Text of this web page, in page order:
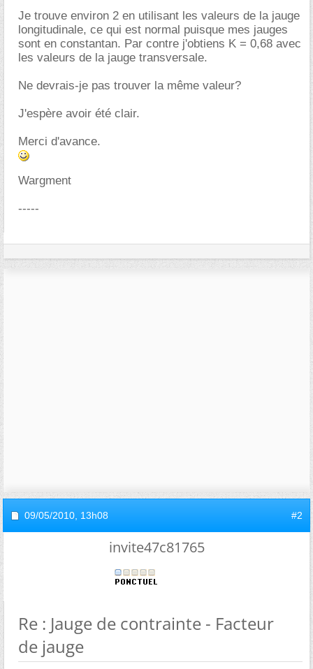
Je trouve environ 2 en utilisant les valeurs de la jauge
longitudinale, ce qui est normal puisque mes jauges
sont en constantan. Par contre j'obtiens K = 0,68 avec
les valeurs de la jauge transversale.
Ne devrais-je pas trouver la même valeur?
J'espère avoir été clair.
Merci d'avance.
Wargment
-----
09/05/2010, 13h08 #2
invite47c81765
Re : Jauge de contrainte - Facteur
de jauge